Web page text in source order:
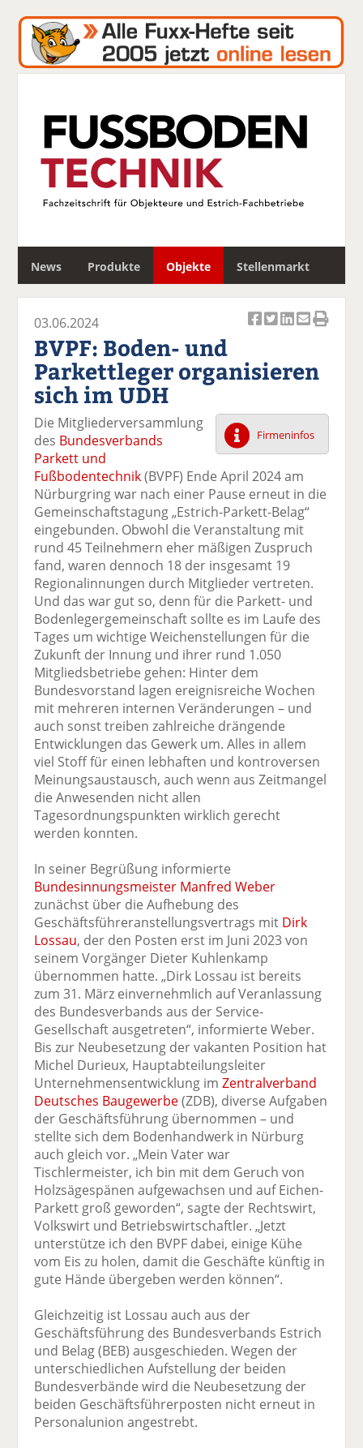
News Produkte Objekte Stellenmarkt
c
k
uf
F
ac
e
b
o
o
k
te
il
e
n
k
wi
tt
er
n
k
uf
Li
n
k
e
di
n
te
il
e
n
k
er
E
m
ai
l
v
er
se
d
e
n
k
ck
e
03.06.2024
BVPF: Boden- und
Parkettleger organisieren
sich im UDH
Firmeninfos
Die Mitgliederversammlung
des Bundesverbands
Parkett und
Fußbodentechnik(BVPF) Ende April 2024 am
Nürburgring war nach einer Pause erneut in die
Gemeinschaftstagung „Estrich-Parkett-Belag“
eingebunden. Obwohl die Veranstaltung mit
rund 45 Teilnehmern eher mäßigen Zuspruch
fand, waren dennoch 18 der insgesamt 19
Regionalinnungen durch Mitglieder vertreten.
Und das war gut so, denn für die Parkett- und
Bodenlegergemeinschaft sollte es im Laufe des
Tages um wichtige Weichenstellungen für die
Zukunft der Innung und ihrer rund 1.050
Mitgliedsbetriebe gehen: Hinter dem
Bundesvorstand lagen ereignisreiche Wochen
mit mehreren internen Veränderungen – und
auch sonst treiben zahlreiche drängende
Entwicklungen das Gewerk um. Alles in allem
viel Stoff für einen lebhaften und kontroversen
Meinungsaustausch, auch wenn aus Zeitmangel
die Anwesenden nicht allen
Tagesordnungspunkten wirklich gerecht
werden konnten.
In seiner Begrüßung informierte
Bundesinnungsmeister Manfred Weber
zunächst über die Aufhebung des
Geschäftsführeranstellungsvertrags mit Dirk
Lossau, der den Posten erst im Juni 2023 von
seinem Vorgänger Dieter Kuhlenkamp
übernommen hatte. „Dirk Lossau ist bereits
zum 31. März einvernehmlich auf Veranlassung
des Bundesverbands aus der Service-
Gesellschaft ausgetreten“, informierte Weber.
Bis zur Neubesetzung der vakanten Position hat
Michel Durieux, Hauptabteilungsleiter
Unternehmensentwicklung imZentralverband
Deutsches Baugewerbe(ZDB), diverse Aufgaben
der Geschäftsführung übernommen – und
stellte sich dem Bodenhandwerk in Nürburg
auch gleich vor. „Mein Vater war
Tischlermeister, ich bin mit dem Geruch von
Holzsägespänen aufgewachsen und auf Eichen-
Parkett groß geworden“, sagte der Rechtswirt,
Volkswirt und Betriebswirtschaftler. „Jetzt
unterstütze ich den BVPF dabei, einige Kühe
vom Eis zu holen, damit die Geschäfte künftig in
gute Hände übergeben werden können“.
Gleichzeitig ist Lossau auch aus der
Geschäftsführung des Bundesverbands Estrich
und Belag (BEB) ausgeschieden. Wegen der
unterschiedlichen Aufstellung der beiden
Bundesverbände wird die Neubesetzung der
beiden Geschäftsführerposten nicht erneut in
Personalunion angestrebt.